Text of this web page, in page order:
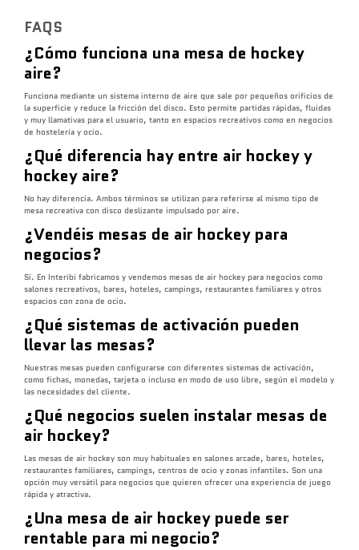
FAQS
¿Cómo funciona una mesa de hockey
aire?
Funciona mediante un sistema interno de aire que sale por pequeños orificios de
la superficie y reduce la fricción del disco. Esto permite partidas rápidas, fluidas
y muy llamativas para el usuario, tanto en espacios recreativos como en negocios
de hostelería y ocio.
¿Qué diferencia hay entre air hockey y
hockey aire?
No hay diferencia. Ambos términos se utilizan para referirse al mismo tipo de
mesa recreativa con disco deslizante impulsado por aire.
¿Vendéis mesas de air hockey para
negocios?
Sí. En Interibi fabricamos y vendemos mesas de air hockey para negocios como
salones recreativos, bares, hoteles, campings, restaurantes familiares y otros
espacios con zona de ocio.
¿Qué sistemas de activación pueden
llevar las mesas?
Nuestras mesas pueden configurarse con diferentes sistemas de activación,
como fichas, monedas, tarjeta o incluso en modo de uso libre, según el modelo y
las necesidades del cliente.
¿Qué negocios suelen instalar mesas de
air hockey?
Las mesas de air hockey son muy habituales en salones arcade, bares, hoteles,
restaurantes familiares, campings, centros de ocio y zonas infantiles. Son una
opción muy versátil para negocios que quieren ofrecer una experiencia de juego
rápida y atractiva.
¿Una mesa de air hockey puede ser
rentable para mi negocio?